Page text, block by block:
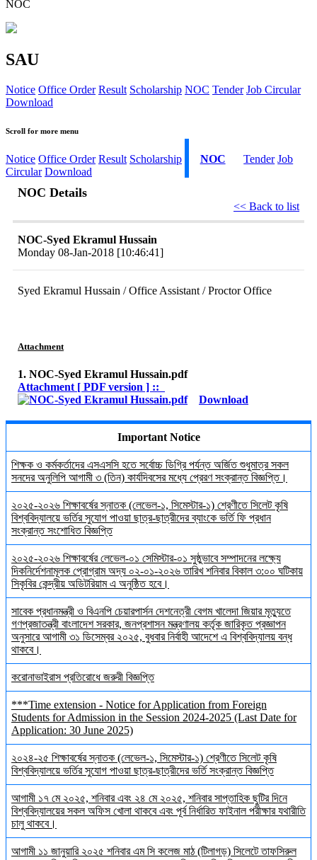
NOC
SAU
Notice Office Order Result Scholarship NOC Tender Job Circular
Download
Scroll for more menu
Notice Office Order Result Scholarship NOC Tender Job
Circular Download
NOC Details
<< Back to list
NOC-Syed Ekramul Hussain
Monday 08-Jan-2018 [10:46:41]
Syed Ekramul Hussain / Office Assistant / Proctor Office
Attachment
1. NOC-Syed Ekramul Hussain.pdf
Attachment [ PDF version ] ::
Download
Important Notice
শিক্ষক ও কর্মকর্তাদের এসএসসি হতে সর্বোচ্চ ডিগ্রি পর্যন্ত অর্জিত শুধুমাত্র সকল
সনদের অনুলিপি আগামী ৩ (তিন) কার্যদিবসের মধ্যে প্রেরণ সংক্রান্ত বিজ্ঞপ্তি।
২০২৫-২০২৬ শিক্ষাবর্ষের স্নাতক (লেভেল-১, সিমেস্টার-১) শ্রেণীতে সিলেট কৃষি
বিশ্ববিদ্যালয়ে ভর্তির সুযোগ পাওয়া ছাত্র-ছাত্রীদের ব্যাংকে ভর্তি ফি প্রধান
সংক্রান্ত সংশোধিত বিজ্ঞপ্তি
২০২৫-২০২৬ শিক্ষাবর্ষের লেভেল-০১ সেমিস্টার-০১ সুষ্ঠুভাবে সম্পাদনের লক্ষ্যে
দিকনির্দেশনামূলক প্রোগ্রাম অদ্য ০২-০১-২০২৬ তারিখ শনিবার বিকাল ৩:০০ ঘটিকায়
সিকৃবির কেন্দ্রীয় অডিটরিয়াম এ অনুষ্ঠিত হবে।
সাবেক প্রধানমন্ত্রী ও বিএনপি চেয়ারপার্সন দেশনেত্রী বেগম খালেদা জিয়ার মৃত্যুতে
গণপ্রজাতন্ত্রী বাংলাদেশ সরকার, জনপ্রশাসন মন্ত্রণালয় কর্তৃক জারিকৃত প্রজ্ঞাপন
অনুসারে আগামী ৩১ ডিসেম্বর ২০২৫, বুধবার নির্বাহী আদেশে এ বিশ্ববিদ্যালয় বন্ধ
থাকবে।
করোনাভাইরাস প্রতিরোধে জরুরী বিজ্ঞপ্তি
***Time extension - Notice for Application from Foreign
Students for Admission in the Session 2024-2025 (Last Date for
Application: 30 June 2025)
২০২৪-২৫ শিক্ষাবর্ষের স্নাতক (লেভেল-১, সিমেস্টার-১) শ্রেণীতে সিলেট কৃষি
বিশ্ববিদ্যালয়ে ভর্তির সুযোগ পাওয়া ছাত্র-ছাত্রীদের ভর্তি সংক্রান্ত বিজ্ঞপ্তি
আগামী ১৭ মে ২০২৫, শনিবার এবং ২৪ মে ২০২৫, শনিবার সাপ্তাহিক ছুটির দিনে
বিশ্ববিদ্যালয়ের সকল অফিস খোলা থাকবে এবং পূর্ব নির্ধারিত ফাইনাল পরীক্ষার যথারীতি
চালু থাকবে।
আগামী ১১ জানুয়ারি ২০২৫ শনিবার এম সি কলেজ মাঠ (টিলাগড়) সিলেটে তাফসিরুল